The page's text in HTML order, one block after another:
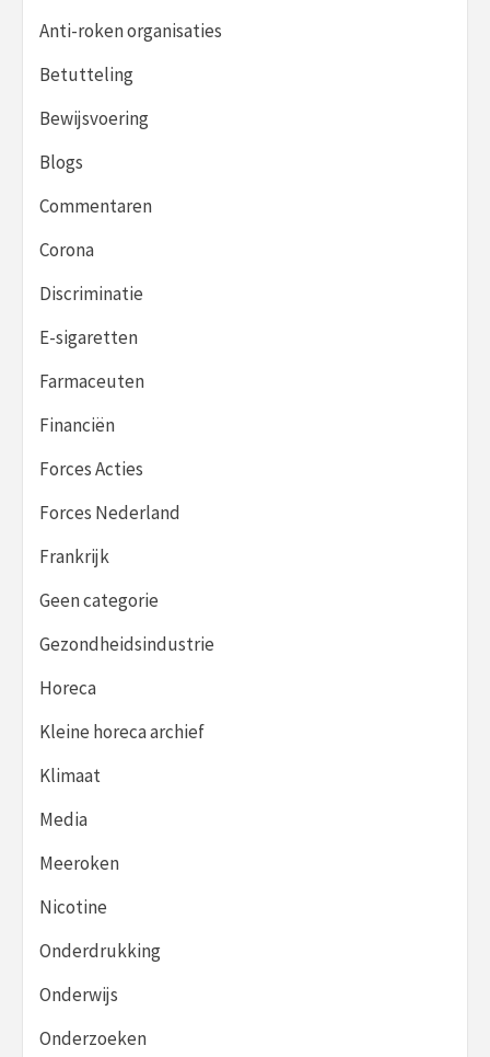
Anti-roken organisaties
Betutteling
Bewijsvoering
Blogs
Commentaren
Corona
Discriminatie
E-sigaretten
Farmaceuten
Financiën
Forces Acties
Forces Nederland
Frankrijk
Geen categorie
Gezondheidsindustrie
Horeca
Kleine horeca archief
Klimaat
Media
Meeroken
Nicotine
Onderdrukking
Onderwijs
Onderzoeken